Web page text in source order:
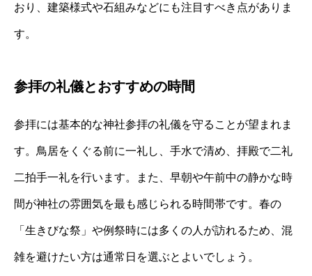
おり、建築様式や石組みなどにも注目すべき点がありま
す。
参拝の礼儀とおすすめの時間
参拝には基本的な神社参拝の礼儀を守ることが望まれま
す。鳥居をくぐる前に一礼し、手水で清め、拝殿で二礼
二拍手一礼を行います。また、早朝や午前中の静かな時
間が神社の雰囲気を最も感じられる時間帯です。春の
「生きびな祭」や例祭時には多くの人が訪れるため、混
雑を避けたい方は通常日を選ぶとよいでしょう。